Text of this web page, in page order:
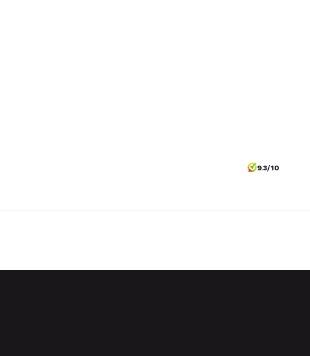
9.3/10